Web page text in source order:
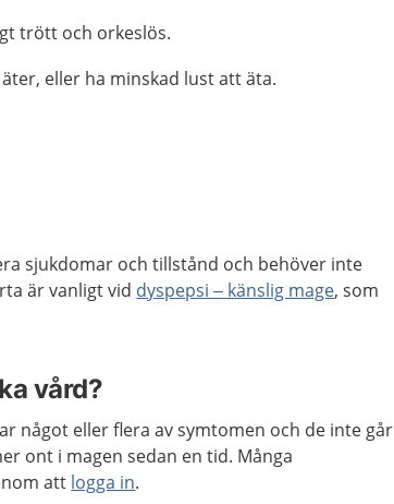
trött och orkeslös.
eller ha minskad lust att äta.
sjukdomar och tillstånd och behöver inte
är vanligt vid dyspepsi– känslig mage, som
vård?
något eller flera av symtomen och de inte går
ont i magen sedan en tid. Många
att logga in.